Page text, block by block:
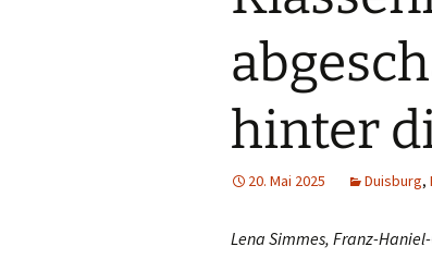
hinter
20. Mai 2025 Duisburg,
Lena Simmes, Franz-